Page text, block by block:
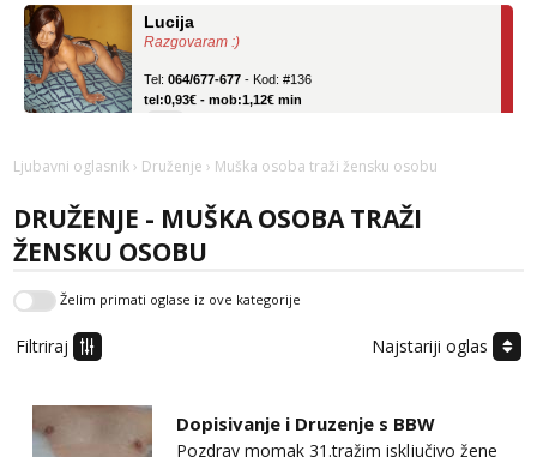
Razgovaram :)
tel:0,93€ - mob:1,12€ min
Obavijesti me kada se oslobodi
Čekam tvoj poziv!
Tel:064/677-677 - Kod: #74
tel:0,93€ - mob:1,12€ min
Čekam tvoj poziv!
Ljubavni oglasnik › Druženje › Muška osoba traži žensku osobu
DRUŽENJE - MUŠKA OSOBA TRAŽI
ŽENSKU OSOBU
Želim primati oglase iz ove kategorije
Filtriraj Najstariji oglas
Dopisivanje i Druzenje s BBW
Pozdrav momak 31.tražim isključivo žene